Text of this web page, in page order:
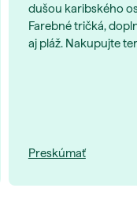
dušou karibského
Farebné tričká,
aj pláž. Nakupujte
Preskúmať